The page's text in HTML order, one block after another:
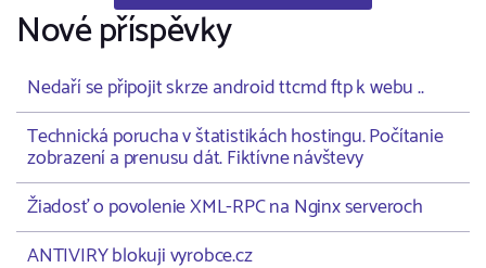
Nové příspěvky
Nedaří se připojit skrze android ttcmd ftp k webu ..
Technická porucha v štatistikách hostingu. Počítanie
zobrazení a prenusu dát. Fiktívne návštevy
Žiadosť o povolenie XML-RPC na Nginx serveroch
ANTIVIRY blokuji vyrobce.cz